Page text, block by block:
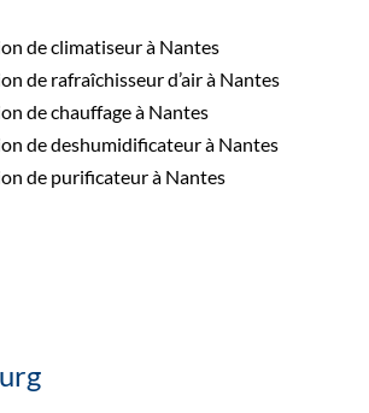
de climatiseur à Nantes
de rafraîchisseur d’air à Nantes
de chauffage à Nantes
de deshumidificateur à Nantes
de purificateur à Nantes